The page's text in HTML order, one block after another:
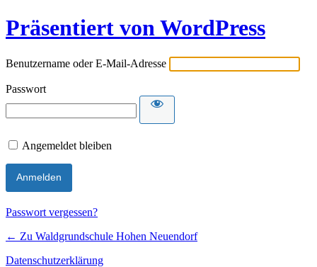
Präsentiert von WordPress
Benutzername oder E-Mail-Adresse
Passwort
Angemeldet bleiben
Passwort vergessen?
← Zu Waldgrundschule Hohen Neuendorf
Datenschutzerklärung